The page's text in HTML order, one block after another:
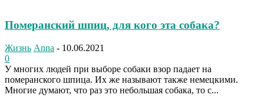
Померанский шпиц, для кого эта собака?
Жизнь Anna - 10.06.2021
0
У многих людей при выборе собаки взор падает на
померанского шпица. Их же называют также немецкими.
Многие думают, что раз это небольшая собака, то с...